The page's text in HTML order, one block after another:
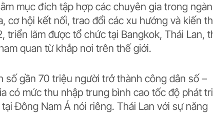
mục đích tập hợp các chuyên gia trong
cơ hội kết nối, trao đổi các xu hướng và kiến
triển lãm được tổ chức tại Bangkok, Thái Lan,
quan từ khắp nơi trên thế giới.
gần 70 triệu người trở thành công dân số –
có mức thu nhập trung bình cao tốc độ phát
Đông Nam Á nói riêng. Thái Lan với sự năng